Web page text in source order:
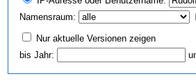
Namensraum:
Nur aktuelle Versionen zeigen
bis Jahr: